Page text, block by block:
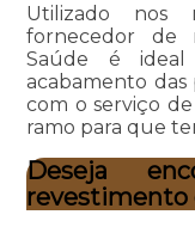
Utilizado nos
fornecedor de
Saúde é
acabamento
com o serviço
ramo para que
Deseja
revestimento